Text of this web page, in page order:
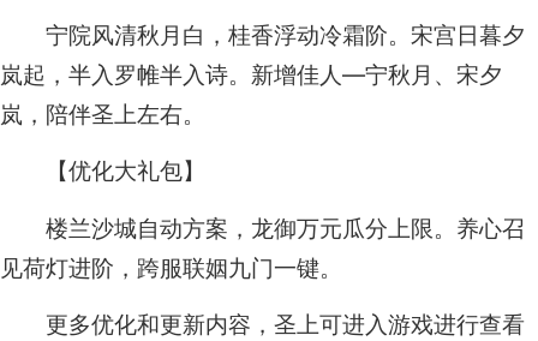
宁院风清秋月白，桂香浮动冷霜阶。宋宫日暮夕
岚起，半入罗帷半入诗。新增佳人—宁秋月、宋夕
岚，陪伴圣上左右。
【优化大礼包】
楼兰沙城自动方案，龙御万元瓜分上限。养心召
见荷灯进阶，跨服联姻九门一键。
更多优化和更新内容，圣上可进入游戏进行查看